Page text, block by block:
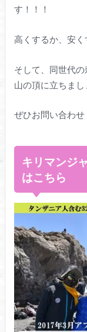
す！！！
高くするか、安く
そして、同世代
山の頂に立ちまし
ぜひお問い合わせ
キリマンジ
はこちら